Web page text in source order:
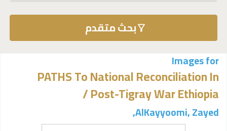
بحث متقدم
Images for
PATHS To National Reconciliation In
Post-Tigray War Ethiopia /
AlKayyoomi, Zayed,